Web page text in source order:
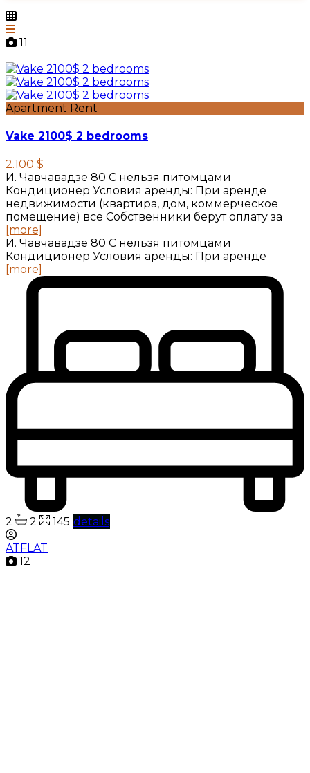
11
Apartment Rent
Vake 2100$ 2 bedrooms
2.100 $
И. Чавчавадзе 80 С нельзя питомцами
Кондиционер Условия аренды: При аренде
недвижимости (квартира, дом, коммерческое
помещение) все Собственники берут оплату за
[more]
И. Чавчавадзе 80 С нельзя питомцами
Кондиционер Условия аренды: При аренде
[more]
2 2 145 details
ATFLAT
12